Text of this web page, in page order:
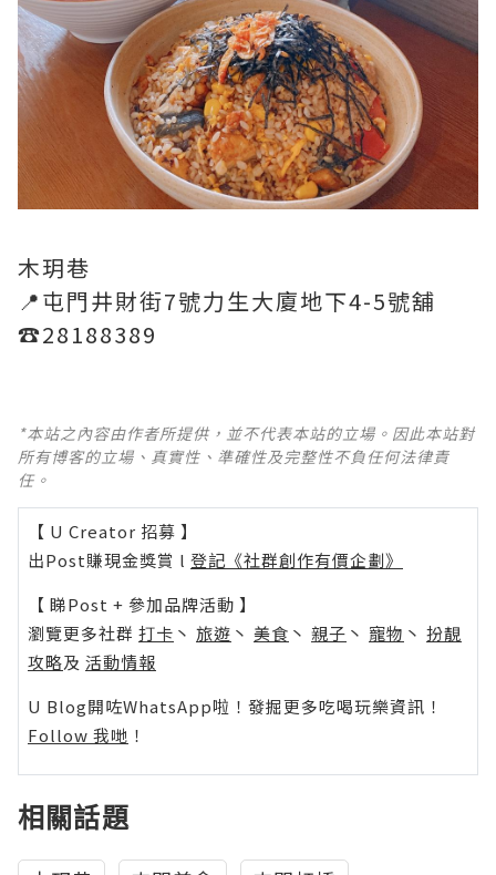
木玥巷
📍屯門井財街7號力生大廈地下4-5號舖
☎️28188389
*本站之內容由作者所提供，並不代表本站的立場。因此本站對
所有博客的立場、真實性、準確性及完整性不負任何法律責
任。
【 U Creator 招募 】
出Post賺現金獎賞 l 登記《社群創作有價企劃》
【 睇Post + 參加品牌活動 】
瀏覽更多社群 打卡 丶 旅遊 丶 美食 丶 親子 丶 寵物 丶 扮靚
攻略及 活動情報
U Blog開咗WhatsApp啦！發掘更多吃喝玩樂資訊！
Follow 我哋 ！
相關話題